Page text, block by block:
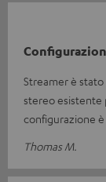
Streamer è
stereo esistente
configurazione è
Thomas M.